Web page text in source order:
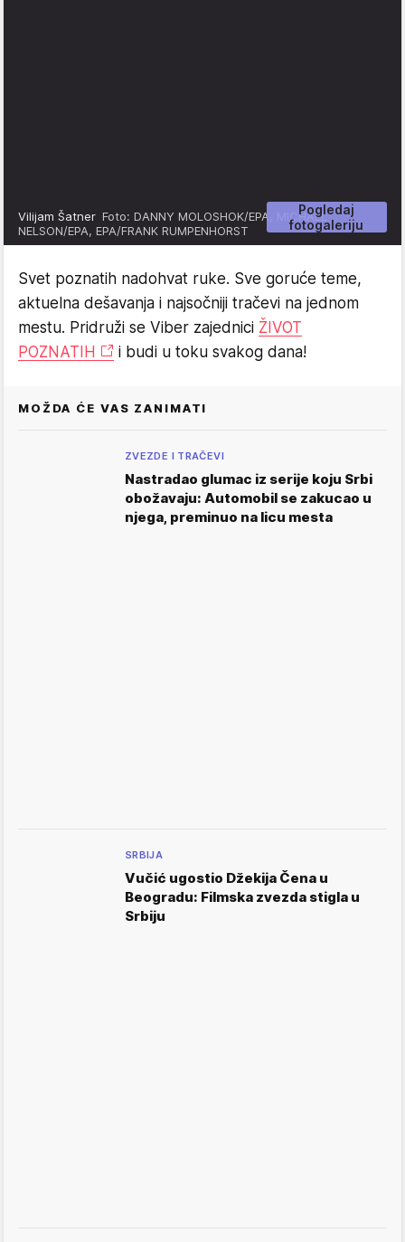
Pogledaj
fotogaleriju
Vilijam Šatner Foto: DANNY MOLOSHOK/EPA, MICHAEL
NELSON/EPA, EPA/FRANK RUMPENHORST
Svet poznatih nadohvat ruke. Sve goruće teme,
aktuelna dešavanja i najsočniji tračevi na jednom
mestu. Pridruži se Viber zajednici ŽIVOT
POZNATIH
i budi u toku svakog dana!
MOŽDA ĆE VAS ZANIMATI
ZVEZDE I TRAČEVI
Nastradao glumac iz serije koju Srbi
obožavaju: Automobil se zakucao u
njega, preminuo na licu mesta
SRBIJA
Vučić ugostio Džekija Čena u
Beogradu: Filmska zvezda stigla u
Srbiju